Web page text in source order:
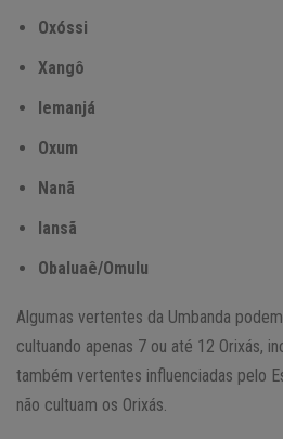
Oxóssi
Xangô
Iemanjá
Oxum
Nanã
Iansã
Obaluaê/Omulu
Algumas vertentes da Umbanda
cultuando apenas 7 ou até 12 Orixás,
também vertentes influenciadas pelo
não cultuam os Orixás.